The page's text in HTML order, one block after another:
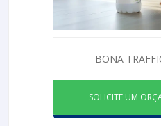
BONA
SOLICITE UM